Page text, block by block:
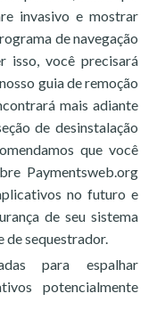
invasivo e mostrar
de navegação
isso, você precisará
guia de remoção
mais adiante
de desinstalação
que você
Paymentsweb.org
no futuro e
de seu sistema
de sequestrador.
para espalhar
potencialmente